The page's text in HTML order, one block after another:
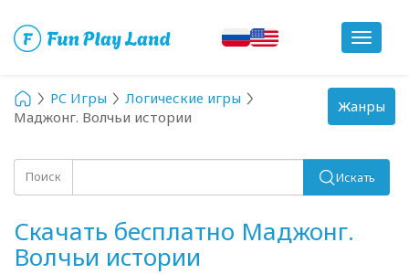
Toggle
PC Игры
Логические игры
Маджонг. Волчьи истории
Поиск Искать
Скачать бесплатно Маджонг.
Волчьи истории
Toggle
navigation
Жанры